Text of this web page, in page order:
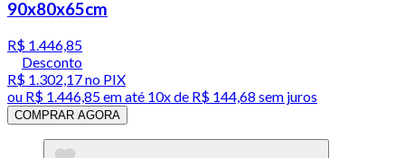
90x80x65cm
R$ 1.446,85
Desconto
R$ 1.302,17no PIX
ou R$ 1.446,85em até 10x de R$ 144,68 sem juros
COMPRAR AGORA